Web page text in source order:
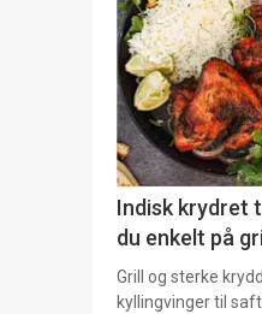
Indisk krydret
du enkelt på
Grill og sterke
kyllingvinger til